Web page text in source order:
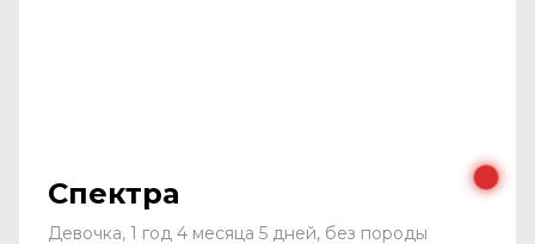
Спектра
Девочка, 1 год 4 месяца 5 дней, без породы